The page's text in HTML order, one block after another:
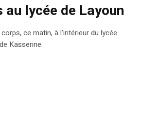
lycée de Layoun
ce matin, à l’intérieur du lycée
Kasserine.